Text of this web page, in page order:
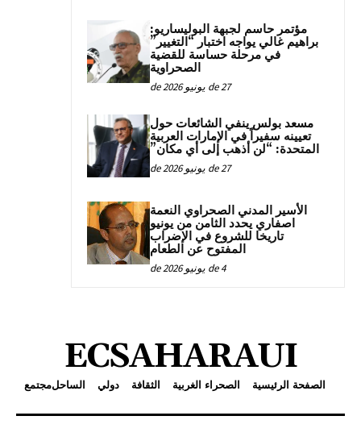
مؤتمر حاسم لجبهة البوليساريو:
براهيم غالي يواجه اختبار “التغيير”
في مرحلة حساسة للقضية
الصحراوية
27 de يونيو de 2026
مسعد بولس ينفي الشائعات حول
تعيينه سفيراً في الإمارات العربية
المتحدة: “لن أذهب إلى أي مكان”
27 de يونيو de 2026
الأسير المدني الصحراوي النعمة
اصفاري يحدد الثامن من يونيو
تاريخا للشروع في الإضراب
المفتوح عن الطعام
4 de يونيو de 2026
ECSAHARAUI
الصفحة الرئيسية الصحراء الغربية الثقافة دولي الساحلمجتمع